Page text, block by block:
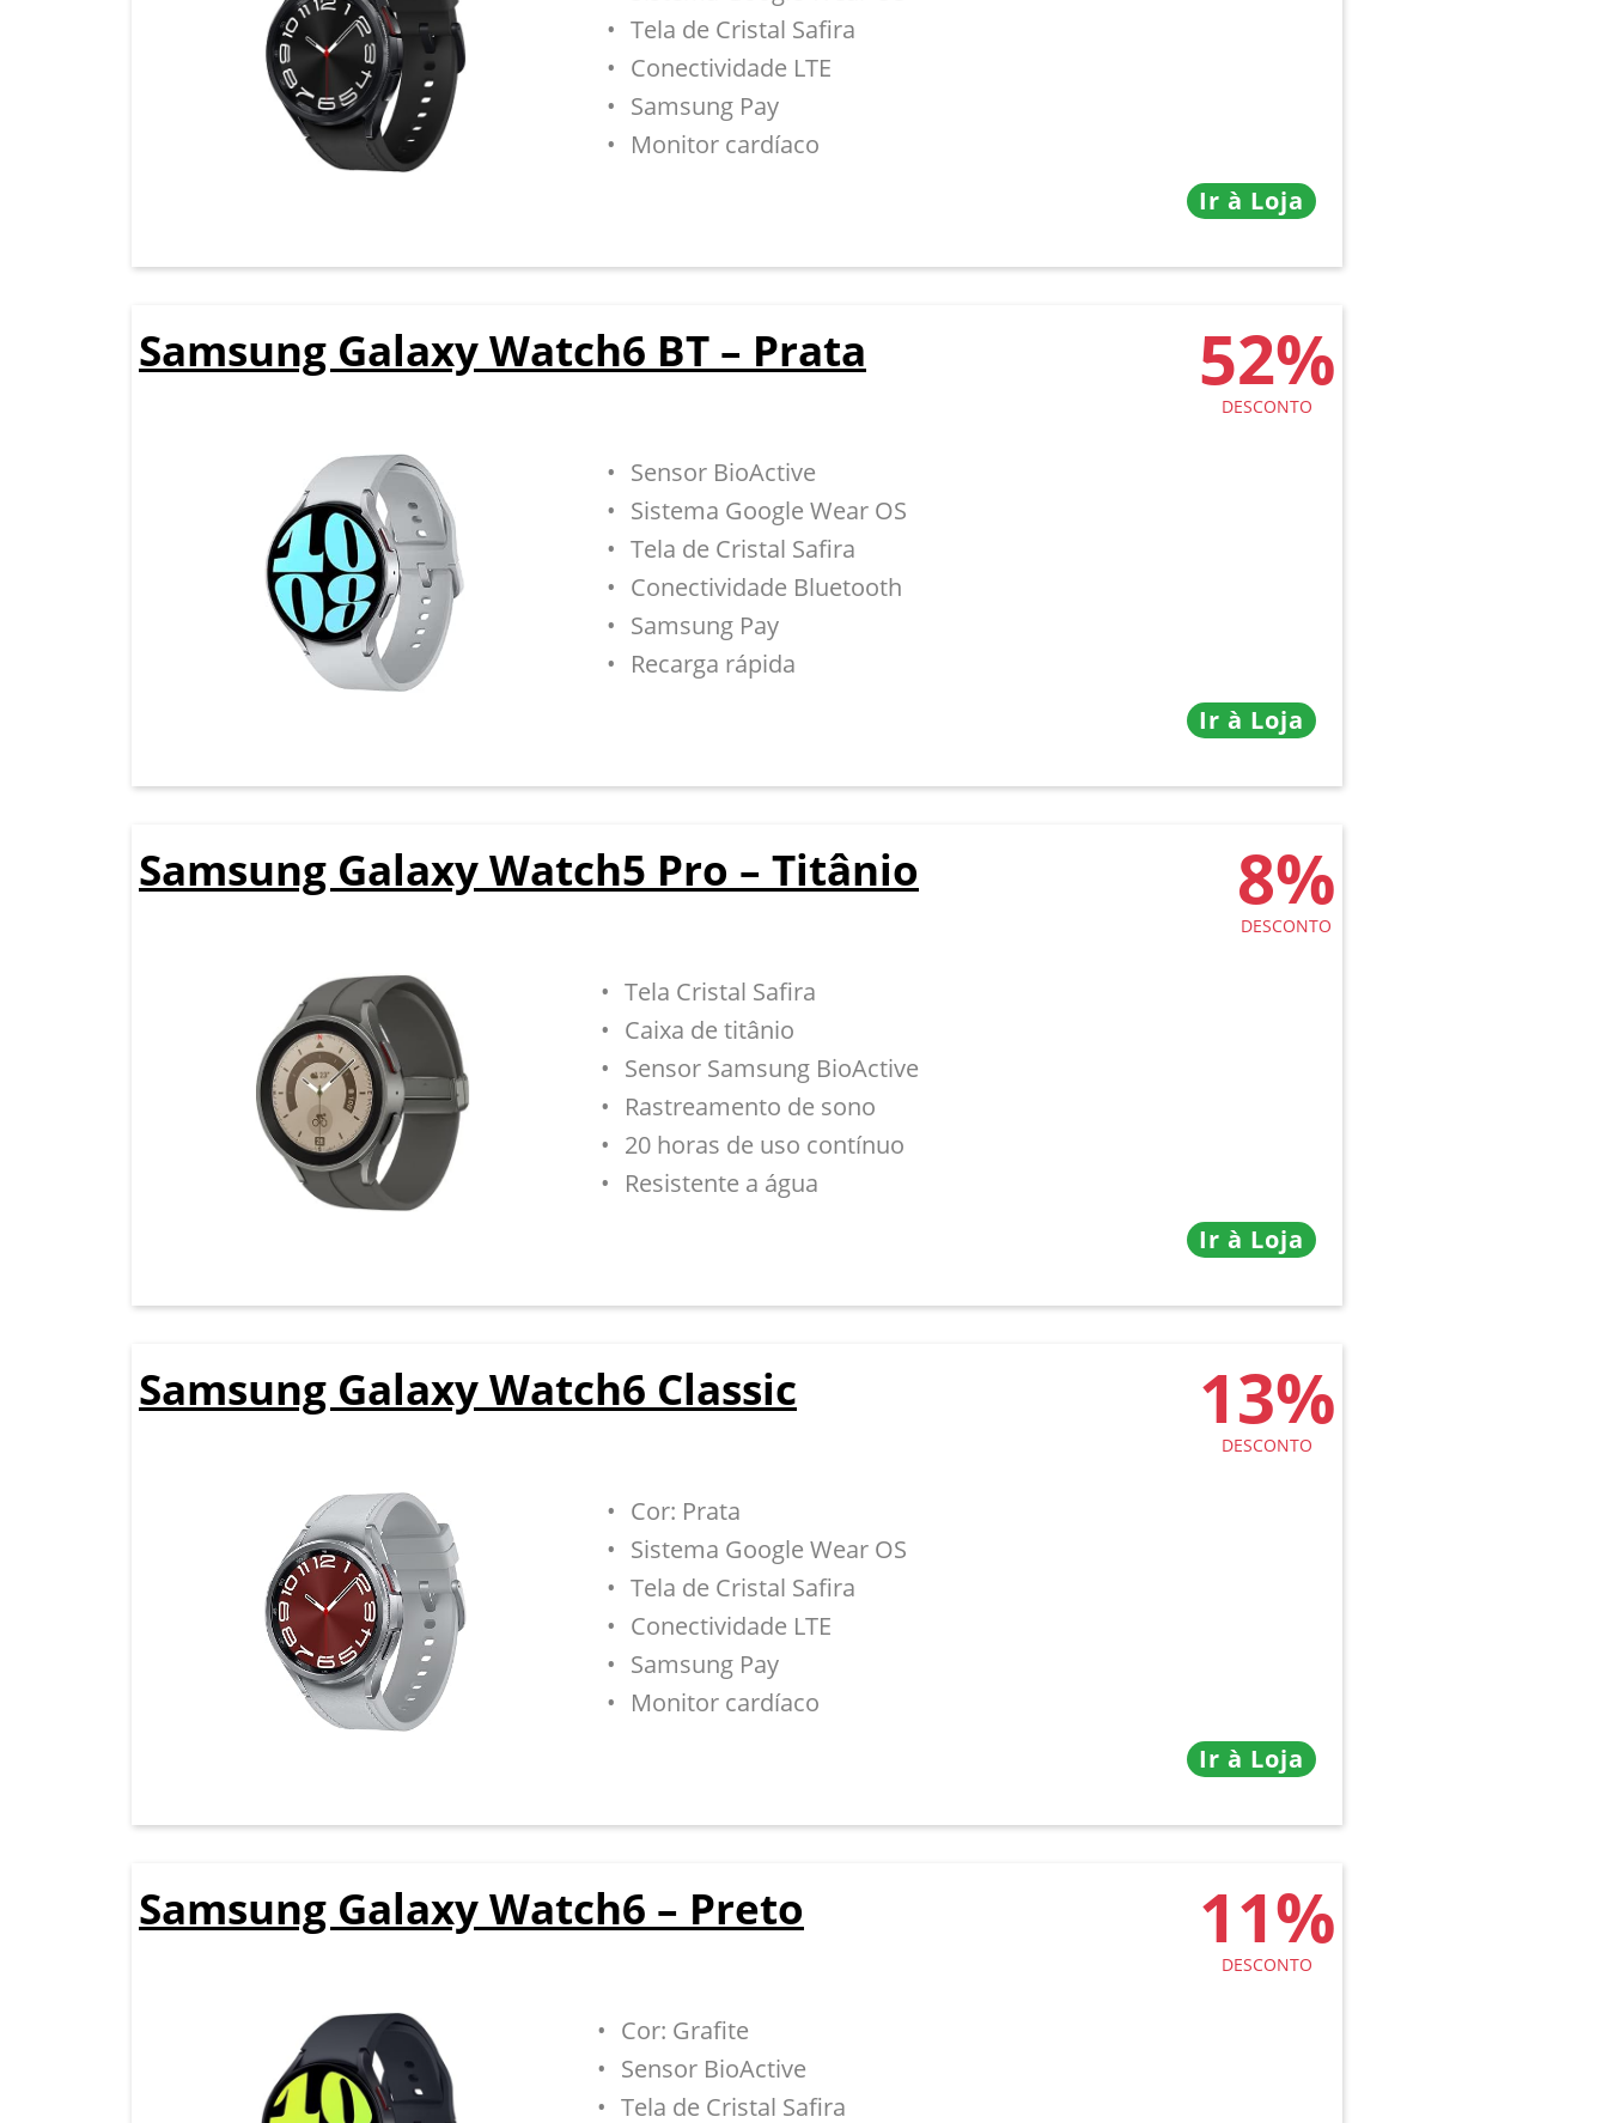
Tela de Cristal Safira
Conectividade LTE
Samsung Pay
Monitor cardíaco
Ir à Loja
Samsung Galaxy Watch6 BT – Prata 52%
DESCONTO
Sensor BioActive
Sistema Google Wear OS
Tela de Cristal Safira
Conectividade Bluetooth
Samsung Pay
Recarga rápida
Ir à Loja
Samsung Galaxy Watch5 Pro – Titânio 8%
DESCONTO
Tela Cristal Safira
Caixa de titânio
Sensor Samsung BioActive
Rastreamento de sono
20 horas de uso contínuo
Resistente a água
Ir à Loja
Samsung Galaxy Watch6 Classic 13%
DESCONTO
Cor: Prata
Sistema Google Wear OS
Tela de Cristal Safira
Conectividade LTE
Samsung Pay
Monitor cardíaco
Ir à Loja
Samsung Galaxy Watch6 – Preto 11%
DESCONTO
Cor: Grafite
Sensor BioActive
Tela de Cristal Safira